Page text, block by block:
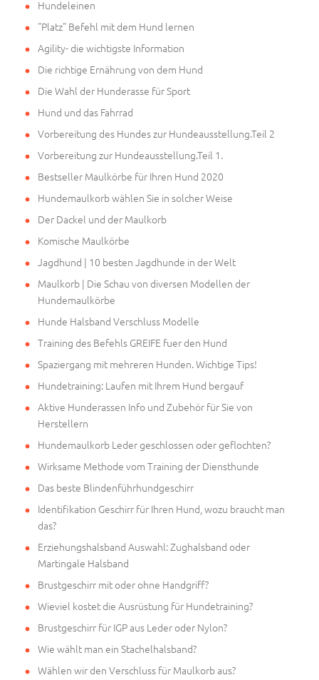
Hundeleinen
"Platz" Befehl mit dem Hund lernen
Agility- die wichtigste Information
Die richtige Ernährung von dem Hund
Die Wahl der Hunderasse für Sport
Hund und das Fahrrad
Vorbereitung des Hundes zur Hundeausstellung.Teil 2
Vorbereitung zur Hundeausstellung.Teil 1.
Bestseller Maulkörbe für Ihren Hund 2020
Hundemaulkorb wählen Sie in solcher Weise
Der Dackel und der Maulkorb
Komische Maulkörbe
Jagdhund | 10 besten Jagdhunde in der Welt
Maulkorb | Die Schau von diversen Modellen der
Hundemaulkörbe
Hunde Halsband Verschluss Modelle
Training des Befehls GREIFE fuer den Hund
Spaziergang mit mehreren Hunden. Wichtige Tips!
Hundetraining: Laufen mit Ihrem Hund bergauf
Aktive Hunderassen Info und Zubehör für Sie von
Herstellern
Hundemaulkorb Leder geschlossen oder geflochten?
Wirksame Methode vom Training der Diensthunde
Das beste Blindenführhundgeschirr
Identifikation Geschirr für Ihren Hund, wozu braucht man
das?
Erziehungshalsband Auswahl: Zughalsband oder
Martingale Halsband
Brustgeschirr mit oder ohne Handgriff?
Wieviel kostet die Ausrüstung für Hundetraining?
Brustgeschirr für IGP aus Leder oder Nylon?
Wie wählt man ein Stachelhalsband?
Wählen wir den Verschluss für Maulkorb aus?